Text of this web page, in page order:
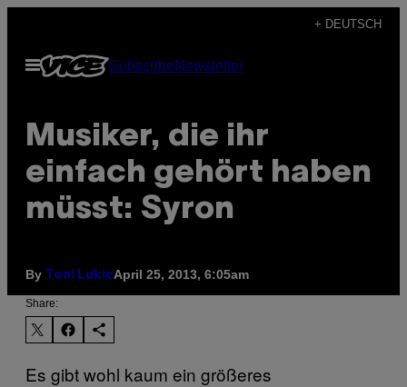
content
+ DEUTSCH
Open
Menu
SubscribeNewsletter
Musiker, die ihr
einfach gehört haben
müsst: Syron
By Toni LukicApril 25, 2013, 6:05am
Share:
Es gibt wohl kaum ein größeres